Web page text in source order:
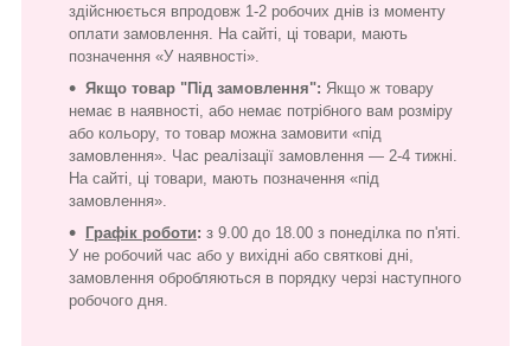
здійснюється впродовж 1-2 робочих днів із моменту
оплати замовлення. На сайті, ці товари, мають
позначення «У наявності».
Якщо товар "Під замовлення": Якщо ж товару
немає в наявності, або немає потрібного вам розміру
або кольору, то товар можна замовити «під
замовлення». Час реалізації замовлення — 2-4 тижні.
На сайті, ці товари, мають позначення «під
замовлення».
Графік роботи: з 9.00 до 18.00 з понеділка по п'яті.
У не робочий час або у вихідні або святкові дні,
замовлення обробляються в порядку черзі наступного
робочого дня.